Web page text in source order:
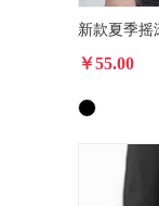
￥55.00